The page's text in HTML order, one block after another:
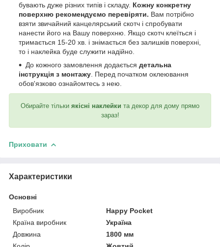
бувають дуже різних типів і складу. Кожну конкретну
поверхню рекомендуємо перевіряти. Вам потрібно
взяти звичайний канцелярський скотч і спробувати
нанести його на Вашу поверхню. Якщо скотч клеїться і
тримається 15-20 хв. і знімається без залишків поверхні,
то і наклейка буде служити надійно.
До кожного замовлення додається детальна
інструкція з монтажу . Перед початком оклеювання
обов'язково ознайомтесь з нею.
Обирайте тільки якісні наклейки та декор для дому прямо
зараз!
Приховати
Характеристики
Основні
Виробник
Happy Pocket
Країна виробник
Україна
Довжина
1800 мм